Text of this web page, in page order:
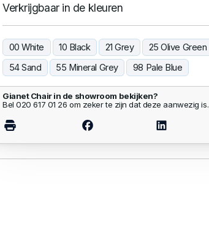
Verkrijgbaar in de kleuren
00 White 10 Black 21 Grey 25 Olive Green
54 Sand
55 Mineral Grey 98 Pale Blue
Gianet Chair in de showroom bekijken?
Bel 020 617 01 26 om zeker te zijn dat deze aanwezig is.